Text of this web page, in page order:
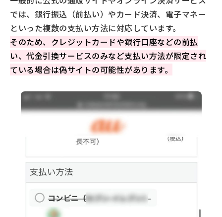
では、銀行振込（前払い）やカード決済、電子マネー
といった複数の支払い方法に対応しています。
そのため、クレジットカードや銀行口座などの前払
い、代金引換サービスのみなど支払い方法が限定され
ている場合は偽サイトの可能性があります。